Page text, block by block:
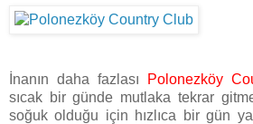
İnanın daha fazlası Polonezköy
sıcak bir günde mutlaka tekrar
soğuk olduğu için hızlıca bir gün